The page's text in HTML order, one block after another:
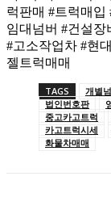
럭판매 #트럭매입
임대넘버 #건설장
#고소작업차 #현
젤트럭매매
TAGS 개별
법인번호판
중고카고트럭
카고트럭시세
화물차매매